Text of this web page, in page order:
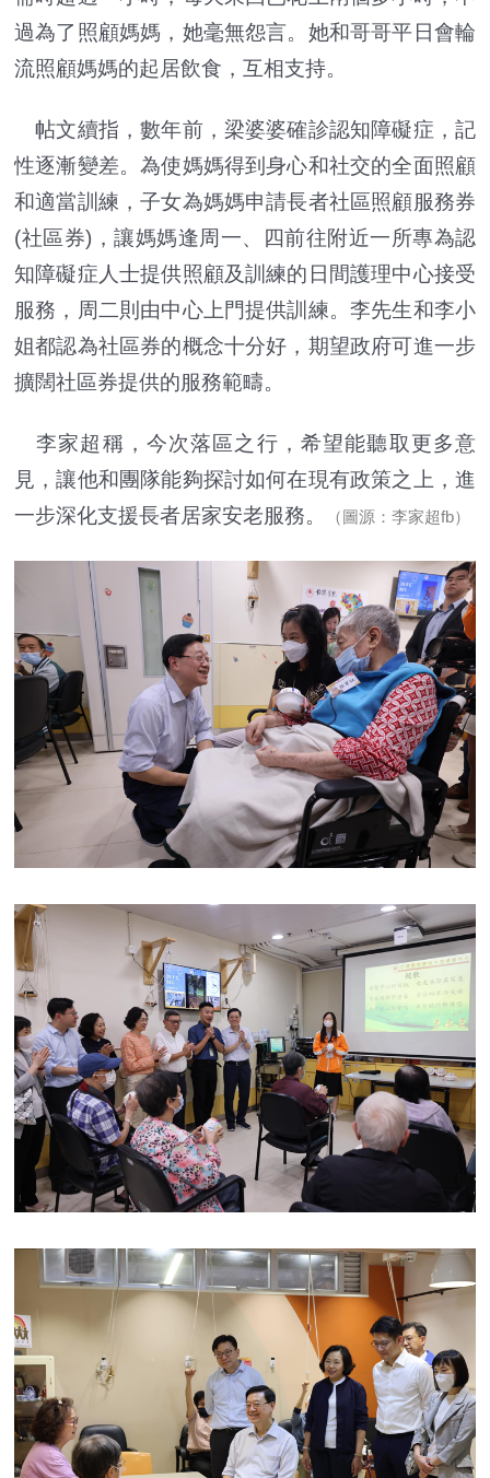
過為了照顧媽媽，她毫無怨言。她和哥哥平日會輪
流照顧媽媽的起居飲食，互相支持。
帖文續指，數年前，梁婆婆確診認知障礙症，記
性逐漸變差。為使媽媽得到身心和社交的全面照顧
和適當訓練，子女為媽媽申請長者社區照顧服務券
(社區券)，讓媽媽逢周一、四前往附近一所專為認
知障礙症人士提供照顧及訓練的日間護理中心接受
服務，周二則由中心上門提供訓練。李先生和李小
姐都認為社區券的概念十分好，期望政府可進一步
擴闊社區券提供的服務範疇。
李家超稱，今次落區之行，希望能聽取更多意
見，讓他和團隊能夠探討如何在現有政策之上，進
一步深化支援長者居家安老服務。
（圖源：李家超fb）